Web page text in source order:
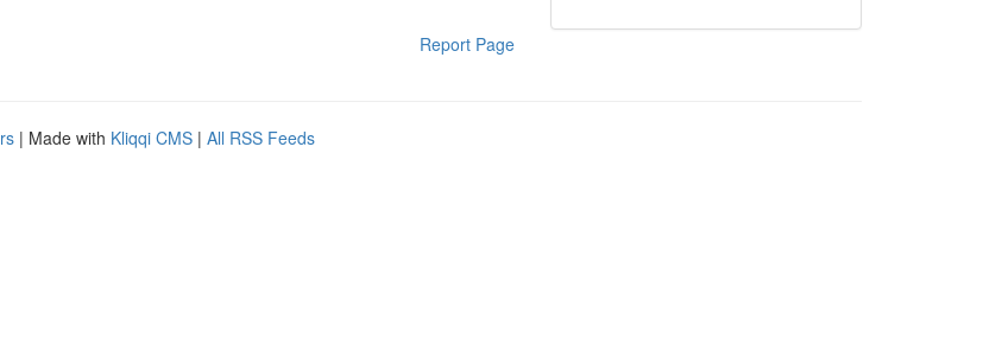
Report Page
| Made with Kliqqi CMS | All RSS Feeds